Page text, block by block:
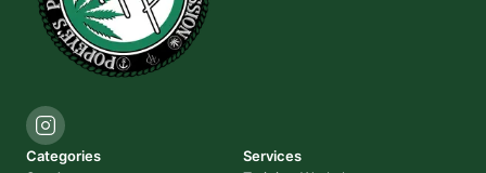
Categories
Services